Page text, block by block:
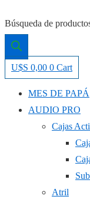
Búsqueda de
U$S 0,00 0 Cart
MES DE PAPÁ
AUDIO PRO
Cajas
Atril